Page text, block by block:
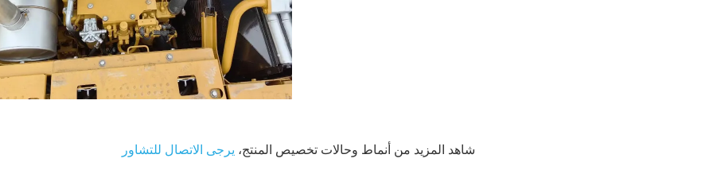
شاهد المزيد من أنماط وحالات تخصيص المنتج، يرجى الاتصال للتشاور